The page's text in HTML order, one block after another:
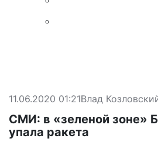
11.06.2020 01:21Влад
СМИ: в «зеленой зоне»
упала ракета